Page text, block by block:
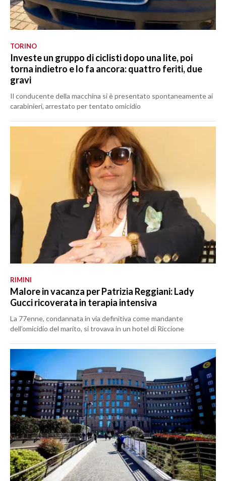
TORINO
Investe un gruppo di ciclisti dopo una lite, poi
torna indietro e lo fa ancora: quattro feriti, due
gravi
Il conducente della macchina si è presentato spontaneamente ai
carabinieri, arrestato per tentato omicidio
RIMINI
Malore in vacanza per Patrizia Reggiani: Lady
Gucci ricoverata in terapia intensiva
La 77enne, condannata in via definitiva come mandante
dell’omicidio del marito, si trovava in un hotel di Riccione